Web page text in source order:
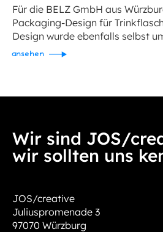
Für die BELZ GmbH aus
Packaging-Design für
Design wurde ebenfalls selbst
ansehen
Wir sind JOS/
wir sollten uns
JOS/creative
Juliuspromenade 3
97070 Würzburg